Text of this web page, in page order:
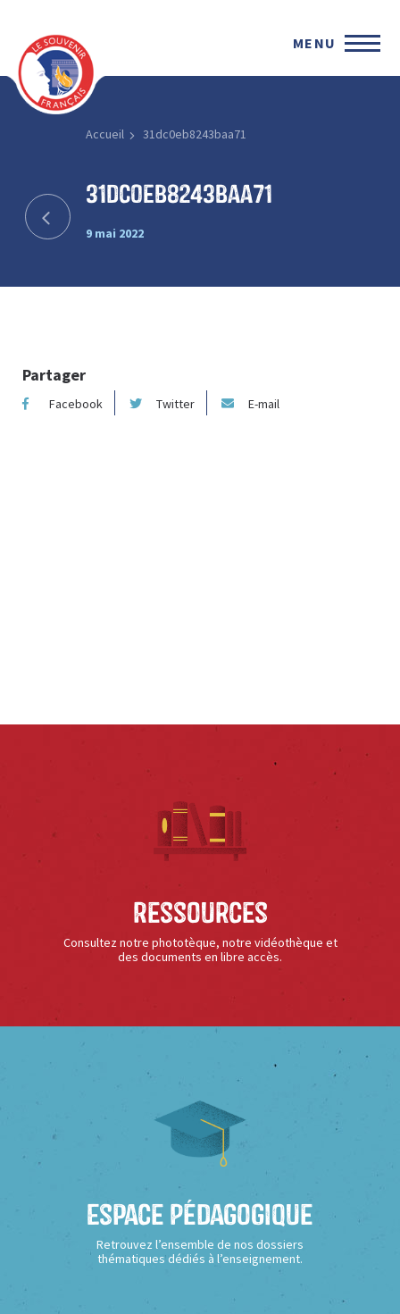
MENU
Accueil 31dc0eb8243baa71
31dc0eb8243baa71
9 mai 2022
Partager
Facebook Twitter E-mail
Ressources
Consultez notre phototèque, notre vidéothèque et
des documents en libre accès.
Espace Pédagogique
Retrouvez l’ensemble de nos dossiers
thématiques dédiés à l’enseignement.